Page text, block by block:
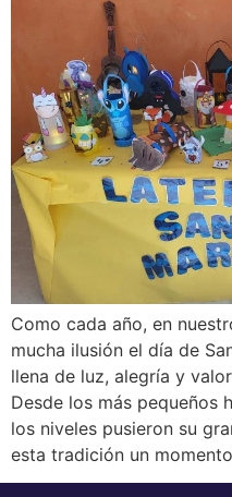
Como cada año, en
mucha ilusión el día de
llena de luz, alegría y
Desde los más pequeños
los niveles pusieron su
esta tradición un